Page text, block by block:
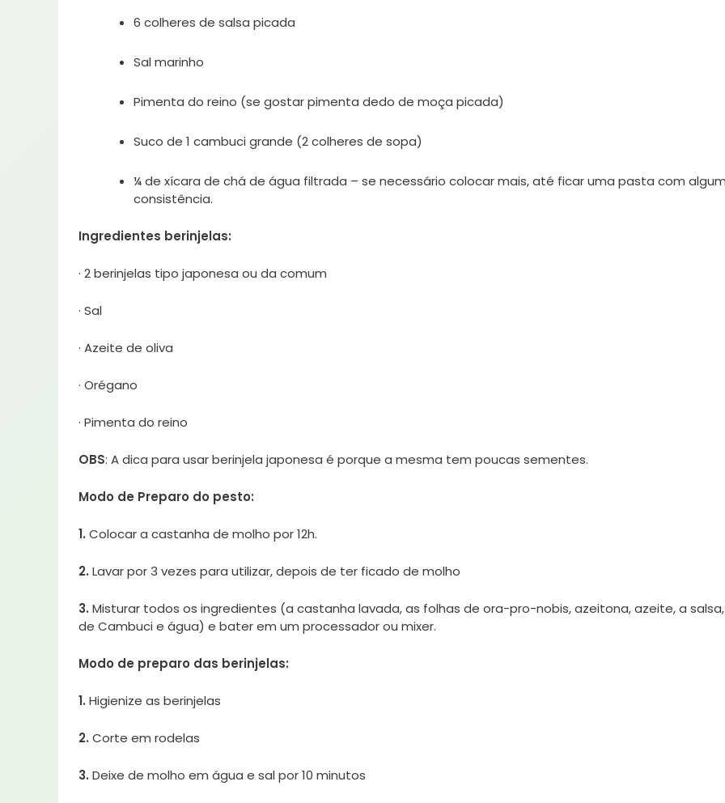
6 colheres de salsa picada
Sal marinho
Pimenta do reino (se gostar pimenta dedo de moça picada)
Suco de 1 cambuci grande (2 colheres de sopa)
¼ de xícara de chá de água filtrada – se necessário colocar mais, até ficar uma pasta com
consistência.
Ingredientes berinjelas:
· 2 berinjelas tipo japonesa ou da comum
· Sal
· Azeite de oliva
· Orégano
· Pimenta do reino
OBS: A dica para usar berinjela japonesa é porque a mesma tem poucas sementes.
Modo de Preparo do pesto:
1. Colocar a castanha de molho por 12h.
2. Lavar por 3 vezes para utilizar, depois de ter ficado de molho
3. Misturar todos os ingredientes (a castanha lavada, as folhas de ora-pro-nobis, azeitona, azeite, a
de Cambuci e água) e bater em um processador ou mixer.
Modo de preparo das berinjelas:
1. Higienize as berinjelas
2. Corte em rodelas
3. Deixe de molho em água e sal por 10 minutos